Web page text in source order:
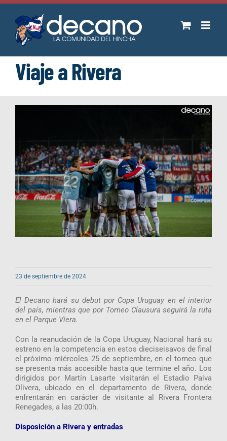
Saltar
contenido
Viaje a Rivera
23 de septiembre de 2024
El Decano hará su debut por Copa Uruguay en el interior
del país, mientras que por Torneo Clausura seguirá la ruta
en el Parque Viera.
Con la reanudación de la Copa Uruguay, Nacional hará su
estreno en la competencia en estos dieciseisavos de final
el próximo miércoles 25 de septiembre, en el torneo que
se presenta más accesible hasta que termine el año. Los
dirigidos por Martín Lasarte visitarán el Estadio Paiva
Olivera, ubicado en el departamento de Rivera, donde
enfrentarán en carácter de visitante al Rivera Frontera
Renegades, a las 20:00h.
Disposición a Rivera y entradas